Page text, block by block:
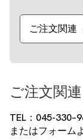
ご注文関連
ご注文関
TEL：045-
またはフォーム